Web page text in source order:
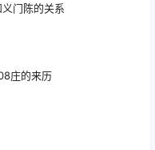
义门陈的关系
庄的来历